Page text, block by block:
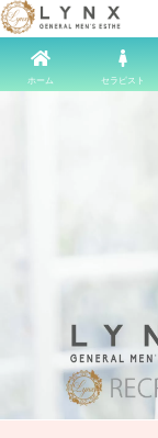
ホーム セラピスト